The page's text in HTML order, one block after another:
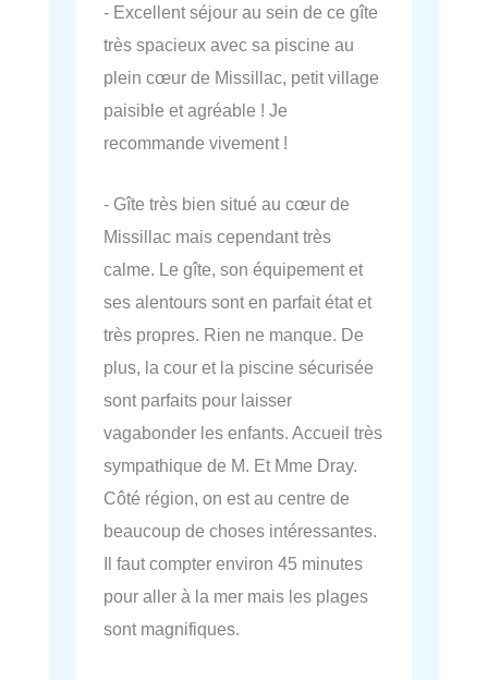
- Excellent séjour au sein de ce gîte
très spacieux avec sa piscine au
plein cœur de Missillac, petit village
paisible et agréable ! Je
recommande vivement !
- Gîte très bien situé au cœur de
Missillac mais cependant très
calme. Le gîte, son équipement et
ses alentours sont en parfait état et
très propres. Rien ne manque. De
plus, la cour et la piscine sécurisée
sont parfaits pour laisser
vagabonder les enfants. Accueil très
sympathique de M. Et Mme Dray.
Côté région, on est au centre de
beaucoup de choses intéressantes.
Il faut compter environ 45 minutes
pour aller à la mer mais les plages
sont magnifiques.